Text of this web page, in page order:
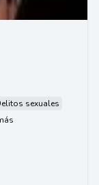
sexuales